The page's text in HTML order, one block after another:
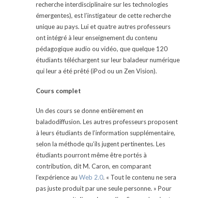
recherche interdisciplinaire sur les technologies
émergentes), est l’instigateur de cette recherche
unique au pays. Lui et quatre autres professeurs
ont intégré à leurenseignement du contenu
pédagogique audio ou vidéo, que quelque 120
étudiants téléchargent sur leur baladeur numérique
qui leur a été prêté (iPod ou un Zen Vision).
Cours complet
Un des cours se donne entièrement en
baladodiffusion. Les autres professeurs proposent
à leurs étudiants de l’information supplémentaire,
selon la méthode qu’ils jugent pertinentes. Les
étudiants pourront même êtreportés à
contribution, dit M. Caron, en comparant
l’expérience au Web 2.0. « Tout le contenu ne sera
pas juste produit par une seule personne. » Pour